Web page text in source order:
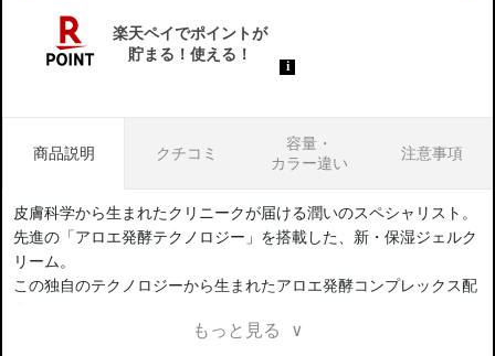
商品説明 クチコミ
容量・
カラー違い
注意事項
皮膚科学から生まれたクリニークが届ける潤いのスペシャリスト。
先進の「アロエ発酵テクノロジー」を搭載した、新・保湿ジェルク
リーム。
この独自のテクノロジーから生まれたアロエ発酵コンプレックス配
瞬時に、そして角質層の奥深くまで浸透。
もっと見る ∨